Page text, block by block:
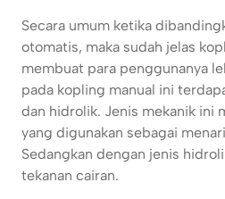
Secara umum ketika
otomatis, maka sudah jelas
membuat para penggunanya
pada kopling manual ini
dan hidrolik. Jenis mekanik ini
yang digunakan sebagai
Sedangkan dengan jenis
tekanan cairan.